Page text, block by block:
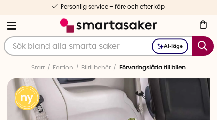
AI-läge
Personlig service – före och efter köp
Start Fordon Biltillbehör Förvaringslåda till bilen